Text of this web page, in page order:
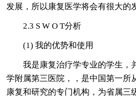
发展，所以康复医学将会有很大的
2.3 S W O T分析
(1) 我的优势和使用
我是康复治疗学专业的学生，
学附属第三医院，，是中国第一所
康复和研究的专门机构，为省属三